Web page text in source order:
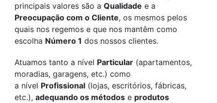
principais valores são a Qualidade e a
Preocupação com o Cliente, os mesmos pelos
quais nos regemos e que nos mantêm como
escolha Número 1 dos nossos clientes.
Atuamos tanto a nível Particular (apartamentos,
moradias, garagens, etc.) como
a nível Profissional (lojas, escritórios, fábricas,
etc.), adequando os métodos e produtos